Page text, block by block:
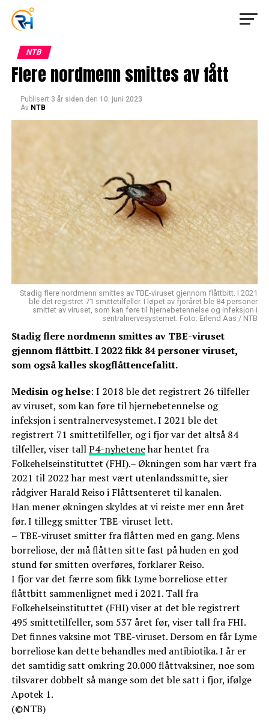
NTB
Flere nordmenn smittes av fått
Publisert 3 år siden den 10. juni 2023
Av NTB
Stadig flere nordmenn smittes av TBE-viruset gjennom flåttbitt. I 2021
ble det registret 71 smittetilfeller. I løpet av fjoråret ble 84 personer
smittet av viruset, som kan føre til hjernebetennelse og infeksjon i
sentralnervesystemet. Foto: Erlend Aas / NTB
Stadig flere nordmenn smittes av TBE-viruset
gjennom flåttbitt. I 2022 fikk 84 personer viruset,
som også kalles skogflåttencefalitt.
Medisin og helse: I 2018 ble det registrert 26 tilfeller
av viruset, som kan føre til hjernebetennelse og
infeksjon i sentralnervesystemet. I 2021 ble det
registrert 71 smittetilfeller, og i fjor var det altså 84
tilfeller, viser tallP4-nyhetenehar hentet fra
Folkehelseinstituttet (FHI).– Økningen som har vært fra
2021 til 2022 har mest vært utenlandssmitte, sier
rådgiver Harald Reiso i Flåttsenteret til kanalen.
Han mener økningen skyldes at vi reiste mer enn året
før. I tillegg smitter TBE-viruset lett.
– TBE-viruset smitter fra flåtten med en gang. Mens
borreliose, der må flåtten sitte fast på huden en god
stund før smitten overføres, forklarer Reiso.
I fjor var det færre som fikk Lyme borreliose etter
flåttbitt sammenlignet med i 2021. Tall fra
Folkehelseinstituttet (FHI) viser at det ble registrert
495 smittetilfeller, som 537 året før, viser tall fra FHI.
Det finnes vaksine mot TBE-viruset. Dersom en får Lyme
borreliose kan dette behandles med antibiotika. I år er
det samtidig satt omkring 20.000 flåttvaksiner, noe som
tilsvarer dobbelt så mange som det ble satt i fjor, ifølge
Apotek 1.
(©NTB)